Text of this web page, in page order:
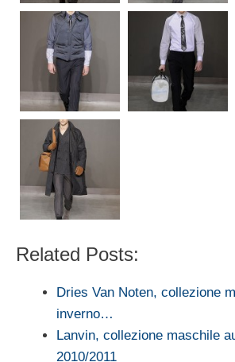
Related Posts:
Dries Van Noten, collezione
inverno…
Lanvin, collezione maschile
2010/2011